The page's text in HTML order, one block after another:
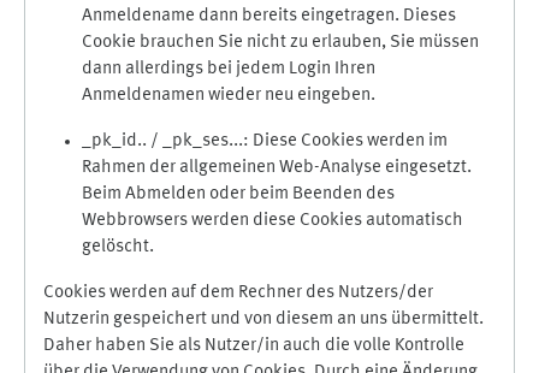
Anmeldename dann bereits eingetragen. Dieses
Cookie brauchen Sie nicht zu erlauben, Sie müssen
dann allerdings bei jedem Login Ihren
Anmeldenamen wieder neu eingeben.
_pk_id.. / _pk_ses...: Diese Cookies werden im
Rahmen der allgemeinen Web-Analyse eingesetzt.
Beim Abmelden oder beim Beenden des
Webbrowsers werden diese Cookies automatisch
gelöscht.
Cookies werden auf dem Rechner des Nutzers/der
Nutzerin gespeichert und von diesem an uns übermittelt.
Daher haben Sie als Nutzer/in auch die volle Kontrolle